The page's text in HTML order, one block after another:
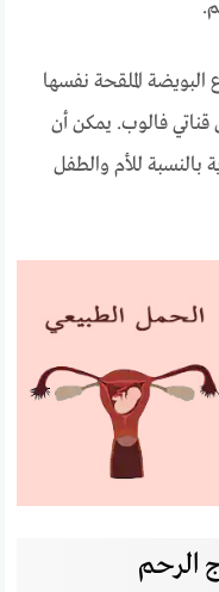
الملقحة نفسها
فالوب. يمكن أن
بالنسبة للأم والطفل
الرحم